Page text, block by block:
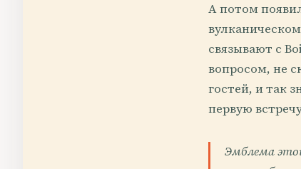
А потом
связывают с
вопросом, не
гостей, и так
первую
Эмблема